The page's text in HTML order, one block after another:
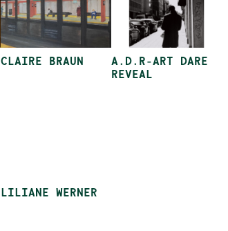
CLAIRE BRAUN
A.D.R-ART DARE
REVEAL
LILIANE WERNER